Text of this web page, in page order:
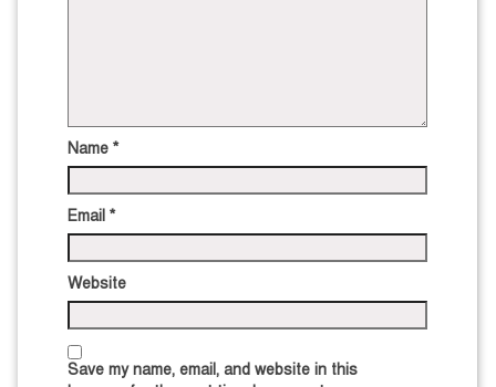
Name *
Email *
Website
Save my name, email, and website in this